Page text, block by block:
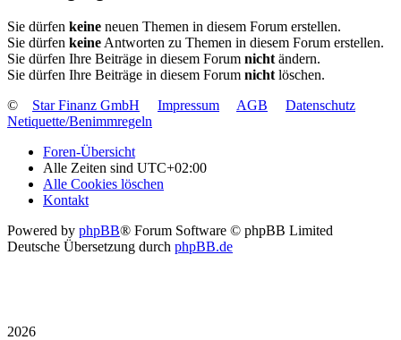
Sie dürfen keine neuen Themen in diesem Forum erstellen.
Sie dürfen keine Antworten zu Themen in diesem Forum erstellen.
Sie dürfen Ihre Beiträge in diesem Forum nicht ändern.
Sie dürfen Ihre Beiträge in diesem Forum nicht löschen.
©
Star Finanz GmbH Impressum AGB
Datenschutz
Netiquette/Benimmregeln
Foren-Übersicht
Alle Zeiten sind UTC+02:00
Alle Cookies löschen
Kontakt
Powered by phpBB® Forum Software © phpBB Limited
Deutsche Übersetzung durch phpBB.de
2026